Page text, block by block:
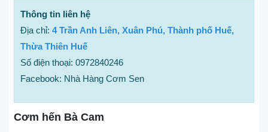
Thông tin liên hệ
Địa chỉ: 4 Trần Anh Liên, Xuân Phú, Thành phố Huế,
Thừa Thiên Huế
Số điện thoại: 0972840246
Facebook: Nhà Hàng Cơm Sen
Cơm hến Bà Cam